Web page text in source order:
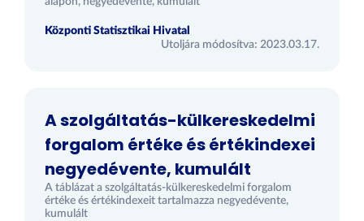
Központi Statisztikai Hivatal
Utoljára módosítva: 2023.03.17.
A szolgáltatás-külkereskedelmi
forgalom értéke és értékindexei
negyedévente, kumulált
A táblázat a szolgáltatás-külkereskedelmi forgalom
értéke és értékindexeit tartalmazza negyedévente,
kumulált